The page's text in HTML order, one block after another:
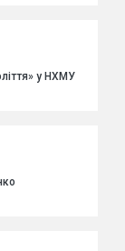
у НХМУ